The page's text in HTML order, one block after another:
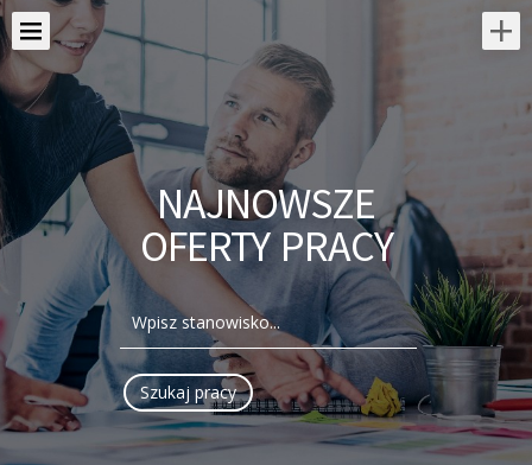
NAJNOWSZE
OFERTY PRACY